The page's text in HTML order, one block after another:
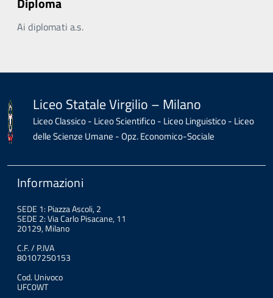
Ai diplomati a.s.
Liceo Statale Virgilio – Milano
Liceo Classico - Liceo Scientifico - Liceo Linguistico - Liceo
delle Scienze Umane - Opz. Economico-Sociale
Informazioni
SEDE 1: Piazza Ascoli, 2
SEDE 2: Via Carlo Pisacane, 11
20129, Milano
C.F. / P.IVA
80107250153
Cod. Univoco
UFC0WT